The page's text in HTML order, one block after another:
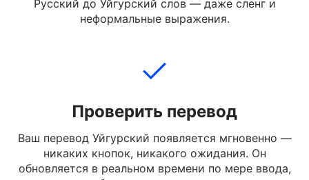
который вы хотите перевести. Вы можете вводить
полные предложения, короткие сообщения или
Проверить перевод
Ваш перевод Уйгурский появляется мгновенно —